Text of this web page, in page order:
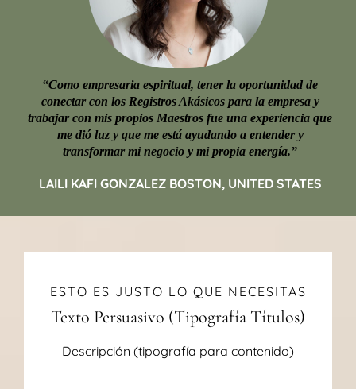
“Como empresaria espiritual, tener la oportunidad de
conectar con los Registros Akásicos para la empresa y
trabajar con mis propios Maestros fue una experiencia que
me dió luz y que me está ayudando a entender y
transformar mi negocio y mi propia energía.”
LAILI KAFI GONZALEZ BOSTON, UNITED STATES
ESTO ES JUSTO LO QUE NECESITAS
Texto Persuasivo (Tipografía Títulos)
Descripción (tipografía para contenido)